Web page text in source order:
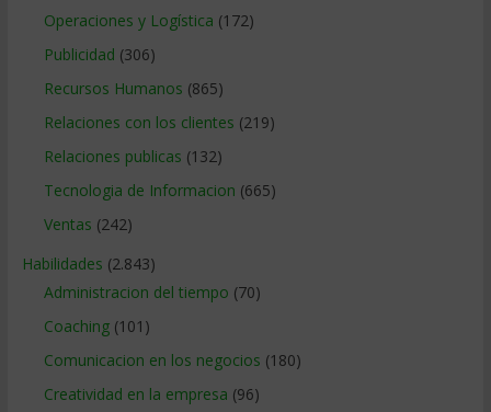
Operaciones y Logística (172)
Publicidad (306)
Recursos Humanos (865)
Relaciones con los clientes (219)
Relaciones publicas (132)
Tecnologia de Informacion (665)
Ventas (242)
Habilidades (2.843)
Administracion del tiempo (70)
Coaching(101)
Comunicacion en los negocios (180)
Creatividad en la empresa (96)